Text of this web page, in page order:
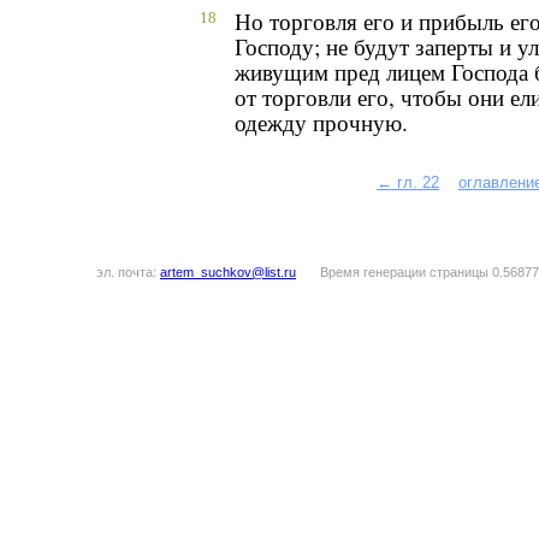
18
Но торговля его и прибыль
Господу; не будут заперты и
живущим пред лицем Господа
от торговли его, чтобы они
одежду прочную.
← гл. 22
эл. почта: artem_suchkov@list.ru Время генерации страницы